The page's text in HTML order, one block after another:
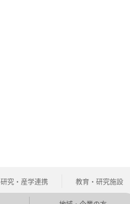
研究・産学連携 教育・研究施設